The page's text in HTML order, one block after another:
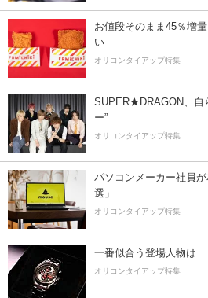
お値段そのまま45％増
い
オリコンタイアップ特集
SUPER★DRAGON、自
ー”
オリコンタイアップ特集
パソコンメーカー社員
選」
オリコンタイアップ特集
一番似合う登場人物は
オリコンタイアップ特集